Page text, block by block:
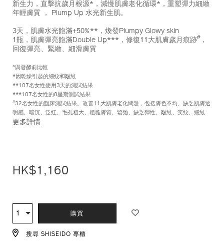
新生力，直擊抗歲月根源*，減慢肌膚老化循環*，重塑彈力細緻
年輕膚質 ， Plump Up 水光新生肌。
3天，肌膚水光飽滿+50%**，煥發Plumpy Glowy skin
1瓶，肌膚彈亮飽滿Double Up***，修復11大肌膚歲月痕跡# ，
回復彈亮、緊緻、細滑膚質
^與發酵前比較
*因乾燥引起的細紋和皺紋
**107名女性使用3天的測試結果
***107名女性的8星期測試結果
#32名女性的臨床測試結果。改善11大肌膚老化問題，包括膚色不均、缺乏肌膚透
明感、暗沉、泛紅、毛孔粗大、粗糙膚質、鬆弛、缺乏彈性、皺紋、笑紋、細紋
更多詳情
HK$1,160
TO
CART
OPTIONS
ACTIONS
數
量
1 購買
搜尋 SHISEIDO 專櫃